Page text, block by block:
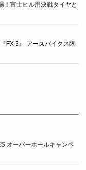
！富士ヒル用決戦タイヤと
FX 3』 アースバイクス限
オーバーホールキャンペ